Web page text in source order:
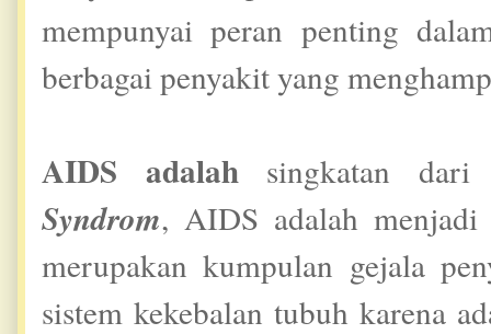
mempunyai peran penting
berbagai penyakit yang
AIDS adalahsingkatan
Syndrom, AIDS adalah
merupakan kumpulan gejala
sistem kekebalan tubuh karena